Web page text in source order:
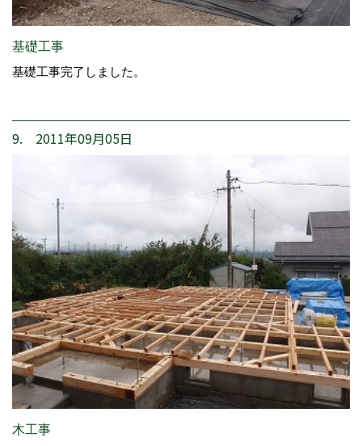
基礎工事
基礎工事完了しました。
9. 2011年09月05日
木工事